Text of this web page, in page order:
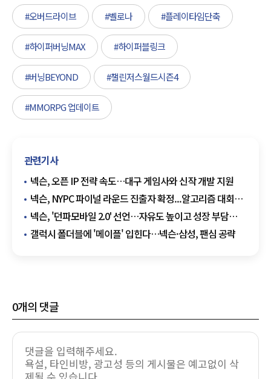
#오버드라이브 #벨로나 #플레이타임단축
#하이퍼버닝MAX #하이퍼블링크
#버닝BEYOND #챌린저스월드시즌4
#MMORPG 업데이트
관련기사
넥슨, 오픈 IP 전략 속도…대구 게임사와 신작 개발 지원
넥슨, NYPC 파이널 라운드 진출자 확정...알고리즘 대회서
'AI 전략전'
넥슨, '던파모바일 2.0' 선언…자유도 높이고 성장 부담
낮춘다
갤럭시 폴더블에 '메이플' 입힌다…넥슨·삼성, 팬심 공략
0개의 댓글